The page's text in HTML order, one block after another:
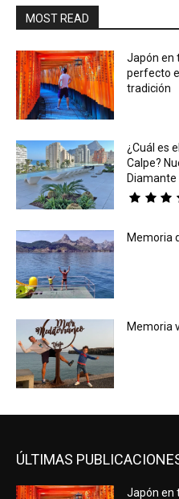
MOST READ
Japón en
perfecto
tradición
¿Cuál es
Calpe?
Diamante
Memoria
Memoria
ÚLTIMAS
Japón en